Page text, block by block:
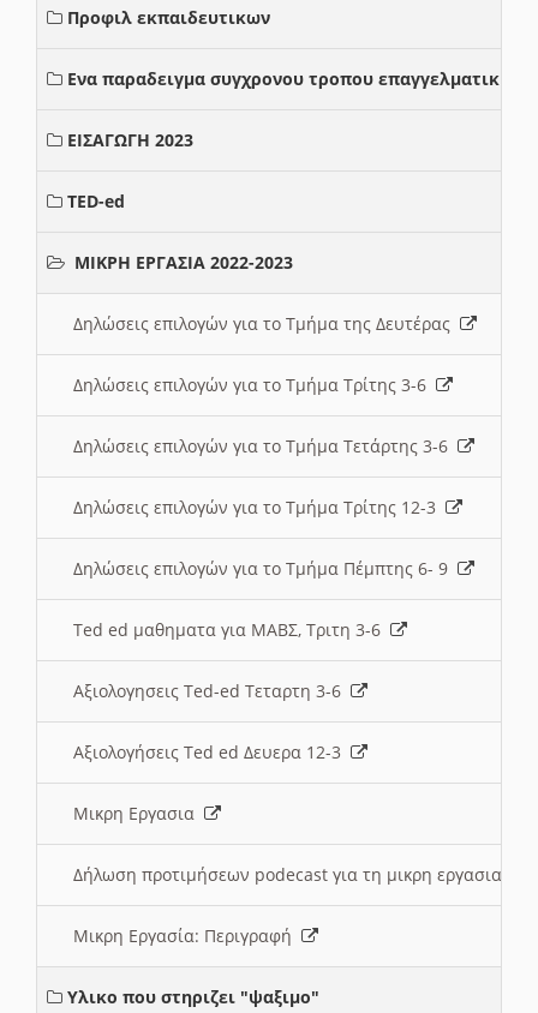
Προφιλ εκπαιδευτικων
Ενα παραδειγμα συγχρονου τροπου επαγγελματικης
ΕΙΣΑΓΩΓΗ 2023
TED-ed
ΜΙΚΡΗ ΕΡΓΑΣΙΑ 2022-2023
Δηλώσεις επιλογών για το Τμήμα της Δευτέρας
Δηλώσεις επιλογών για το Τμήμα Τρίτης 3-6
Δηλώσεις επιλογών για το Τμήμα Τετάρτης 3-6
Δηλώσεις επιλογών για το Τμήμα Τρίτης 12-3
Δηλώσεις επιλογών για το Τμήμα Πέμπτης 6- 9
Ted ed μαθηματα για ΜΑΒΣ, Τριτη 3-6
Αξιολογησεις Ted-ed Τεταρτη 3-6
Αξιολογήσεις Ted ed Δευερα 12-3
Μικρη Εργασια
Δήλωση προτιμήσεων podecast για τη μικρη εργασια
Μικρη Εργασία: Περιγραφή
Υλικο που στηριζει "ψαξιμο"